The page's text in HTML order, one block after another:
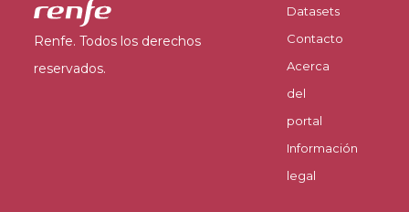
Renfe. Todos los derechos
reservados.
Datasets
Contacto
Acerca
del
portal
Información
legal